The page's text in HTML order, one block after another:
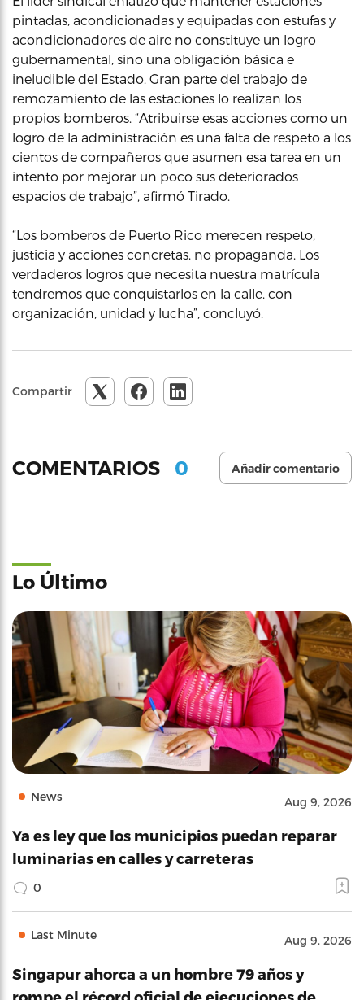
pintadas, acondicionadas y equipadas con estufas y
acondicionadores de aire no constituye un logro
gubernamental, sino una obligación básica e
ineludible del Estado. Gran parte del trabajo de
remozamiento de las estaciones lo realizan los
propios bomberos. “Atribuirse esas acciones como un
logro de la administración es una falta de respeto a los
cientos de compañeros que asumen esa tarea en un
intento por mejorar un poco sus deteriorados
espacios de trabajo”, afirmó Tirado.
“Los bomberos de Puerto Rico merecen respeto,
justicia y acciones concretas, no propaganda. Los
verdaderos logros que necesita nuestra matrícula
tendremos que conquistarlos en la calle, con
organización, unidad y lucha”, concluyó.
Compartir
COMENTARIOS 0 Añadir comentario
Lo Último
News Aug 9, 2026
Ya es ley que los municipios puedan reparar
luminarias en calles y carreteras
0
Last Minute Aug 9, 2026
Singapur ahorca a un hombre 79 años y
rompe el récord oficial de ejecuciones de